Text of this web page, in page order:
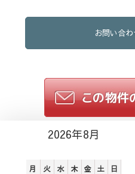
お問い合
2026年8月
月 火 水 木 金 土 日